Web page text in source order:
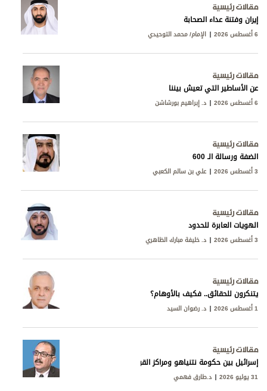
مقالات رئيسية
إيران وفتنة عداء الصحابة
6 أغسطس 2026 الإمام/ محمد التوحيدي
مقالات رئيسية
عن الأساطير التي تعيش بيننا
6 أغسطس 2026 د. إبراهيم بورشاشن
مقالات رئيسية
الضفة ورسالة الـ 600
3 أغسطس 2026 علي بن سالم الكعبي
مقالات رئيسية
الهويات العابرة للحدود
3 أغسطس 2026 د. خليفة مبارك الظاهري
مقالات رئيسية
يتنكرون للحقائق.. فكيف بالأوهام؟
1 أغسطس 2026 د. رضوان السيد
مقالات رئيسية
إسرائيل بين حكومة نتنياهو ومراكز القوى
31 يوليو 2026 د.طارق فهمي